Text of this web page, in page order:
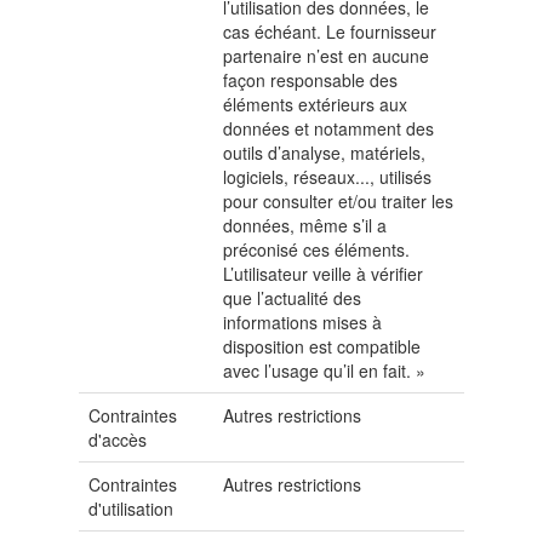
l’utilisation des données, le
cas échéant. Le fournisseur
partenaire n’est en aucune
façon responsable des
éléments extérieurs aux
données et notamment des
outils d’analyse, matériels,
logiciels, réseaux..., utilisés
pour consulter et/ou traiter les
données, même s’il a
préconisé ces éléments.
L’utilisateur veille à vérifier
que l’actualité des
informations mises à
disposition est compatible
avec l’usage qu’il en fait. »
Contraintes
d'accès
Autres restrictions
Contraintes
d'utilisation
Autres restrictions